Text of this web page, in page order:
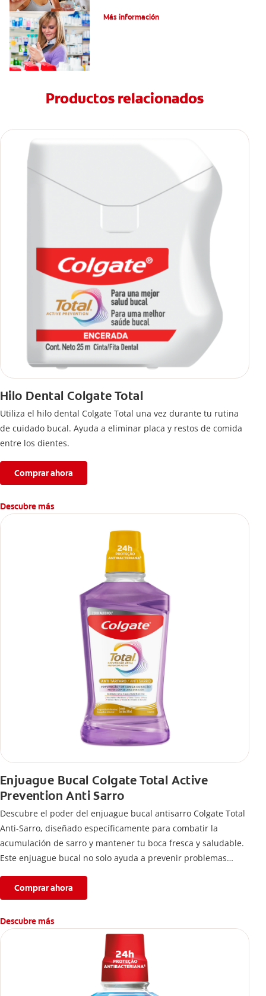
Más información
Productos relacionados
Hilo Dental Colgate Total
Utiliza el hilo dental Colgate Total una vez durante tu rutina
de cuidado bucal. Ayuda a eliminar placa y restos de comida
entre los dientes.
Comprar ahora
Descubre más
Enjuague Bucal Colgate Total Active
Prevention Anti Sarro
Descubre el poder del enjuague bucal antisarro Colgate Total
Anti-Sarro, diseñado específicamente para combatir la
acumulación de sarro y mantener tu boca fresca y saludable.
Este enjuague bucal no solo ayuda a prevenir problemas
Comprar ahora
Descubre más